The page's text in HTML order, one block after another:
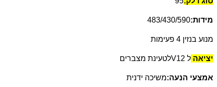
מידות:483/430/590
מנוע בנזין 4 פעימות
יציאה ל V12לטעינת מצברים
אמצעי הנעה:משיכה ידנית